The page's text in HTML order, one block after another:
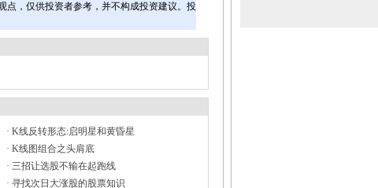
，仅供投资者参考，并不构成投资建议。投
· K线反转形态:启明星和黄昏星
· K线图组合之头肩底
· 三招让选股不输在起跑线
· 寻找次日大涨股的股票知识